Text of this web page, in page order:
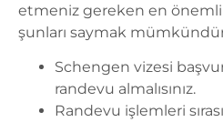
etmeniz gereken en önemli
şunları saymak
Schengen vizesi
randevu almalısınız.
Randevu işlemleri